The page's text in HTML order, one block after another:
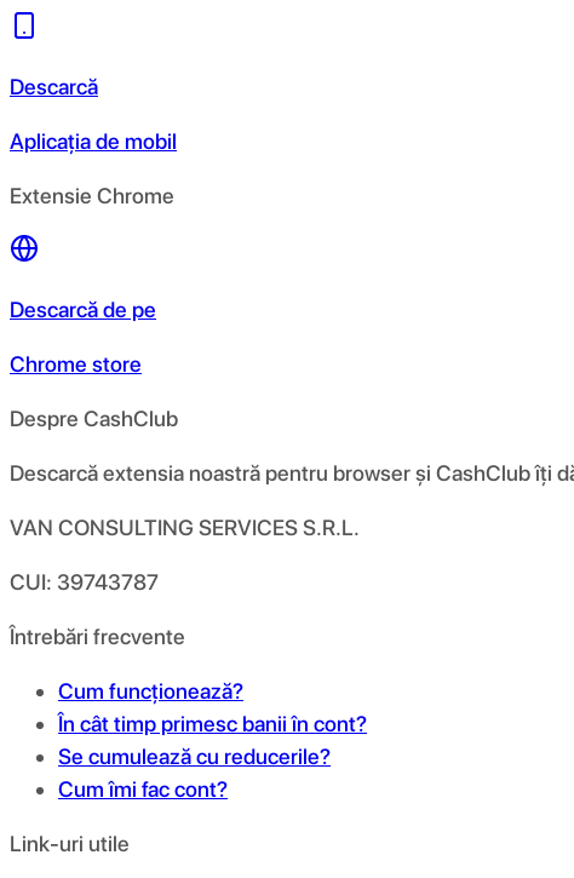
Descarcă
Aplicația de mobil
Extensie Chrome
Descarcă de pe
Chrome store
Despre CashClub
Descarcă extensia noastră pentru browser și CashClub îți
VAN CONSULTING SERVICES S.R.L.
CUI: 39743787
Întrebări frecvente
Cum funcționează?
În cât timp primesc banii în cont?
Se cumulează cu reducerile?
Cum îmi fac cont?
Link-uri utile